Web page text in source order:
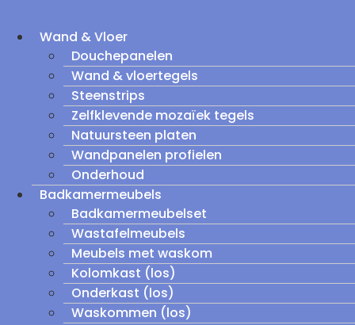
Wand & Vloer
Douchepanelen
Wand & vloertegels
Steenstrips
Zelfklevende mozaïek tegels
Natuursteen platen
Wandpanelen profielen
Onderhoud
Badkamermeubels
Badkamermeubelset
Wastafelmeubels
Meubels met waskom
Kolomkast (los)
Onderkast (los)
Waskommen (los)